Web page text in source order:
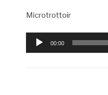
Microtrottoir
Lecteur
audio
00:00